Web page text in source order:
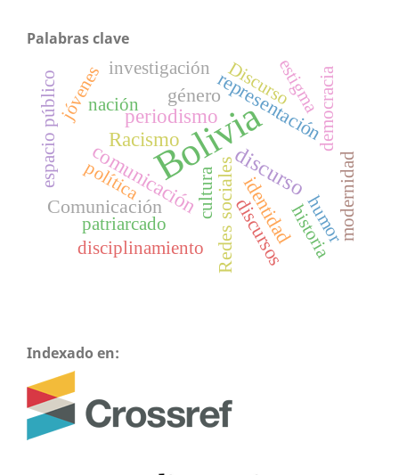
Palabras clave
Bolivia
discurso
comunicación
periodismo
Racismo
representación
Redes sociales
género
Comunicación identidad
discursos
nación
jóvenes
espacio público política cultura
democracia
investigación
modernidad
patriarcado historia
disciplinamiento
estigma
Discurso
humor
Indexado en: